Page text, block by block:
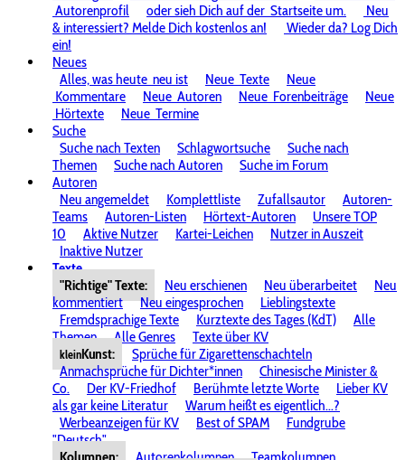
Autorenprofil
oder sieh Dich auf der Startseite um.
Neu
& interessiert? Melde Dich kostenlos an!
Wieder da? Log Dich
ein!
Neues
Alles, was heute neu ist Neue Texte
Neue
Kommentare
Neue Autoren Neue Forenbeiträge
Neue
Hörtexte
Neue Termine
Suche
Suche nach Texten
Schlagwortsuche
Suche nach
Themen
Suche nach Autoren
Suche im Forum
Autoren
Neu angemeldet
Komplettliste Zufallsautor
Autoren-
Teams
Autoren-Listen Hörtext-Autoren
Unsere TOP
10
Aktive Nutzer Kartei-Leichen
Nutzer in Auszeit
Inaktive Nutzer
Texte
"Richtige" Texte:
Neu erschienen Neu überarbeitet
Neu
kommentiert
Neu eingesprochen
Lieblingstexte
Fremdsprachige Texte
Kurztexte des Tages (KdT)
Alle
Themen
Alle Genres Texte über KV
kleinKunst:
Sprüche für Zigarettenschachteln
Anmachsprüche für Dichter*innen
Chinesische Minister &
Co.
Der KV-Friedhof Berühmte letzte Worte
Lieber KV
als gar keine Literatur
Warum heißt es eigentlich...?
Werbeanzeigen für KV
Best of SPAM
Fundgrube
"Deutsch"